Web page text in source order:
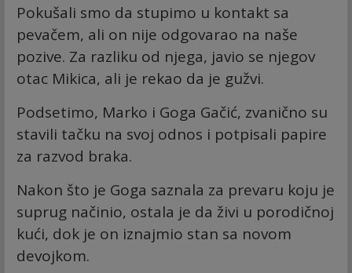
Pokušali smo da stupimo u kontakt sa
pevačem, ali on nije odgovarao na naše
pozive. Za razliku od njega, javio se njegov
otac Mikica, ali je rekao da je gužvi.
Podsetimo, Marko i Goga Gačić, zvanično su
stavili tačku na svoj odnos i potpisali papire
za razvod braka.
Nakon što je Goga saznala za prevaru koju je
suprug načinio, ostala je da živi u porodičnoj
kući, dok je on iznajmio stan sa novom
devojkom.